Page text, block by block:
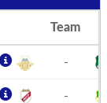
Team
-
-